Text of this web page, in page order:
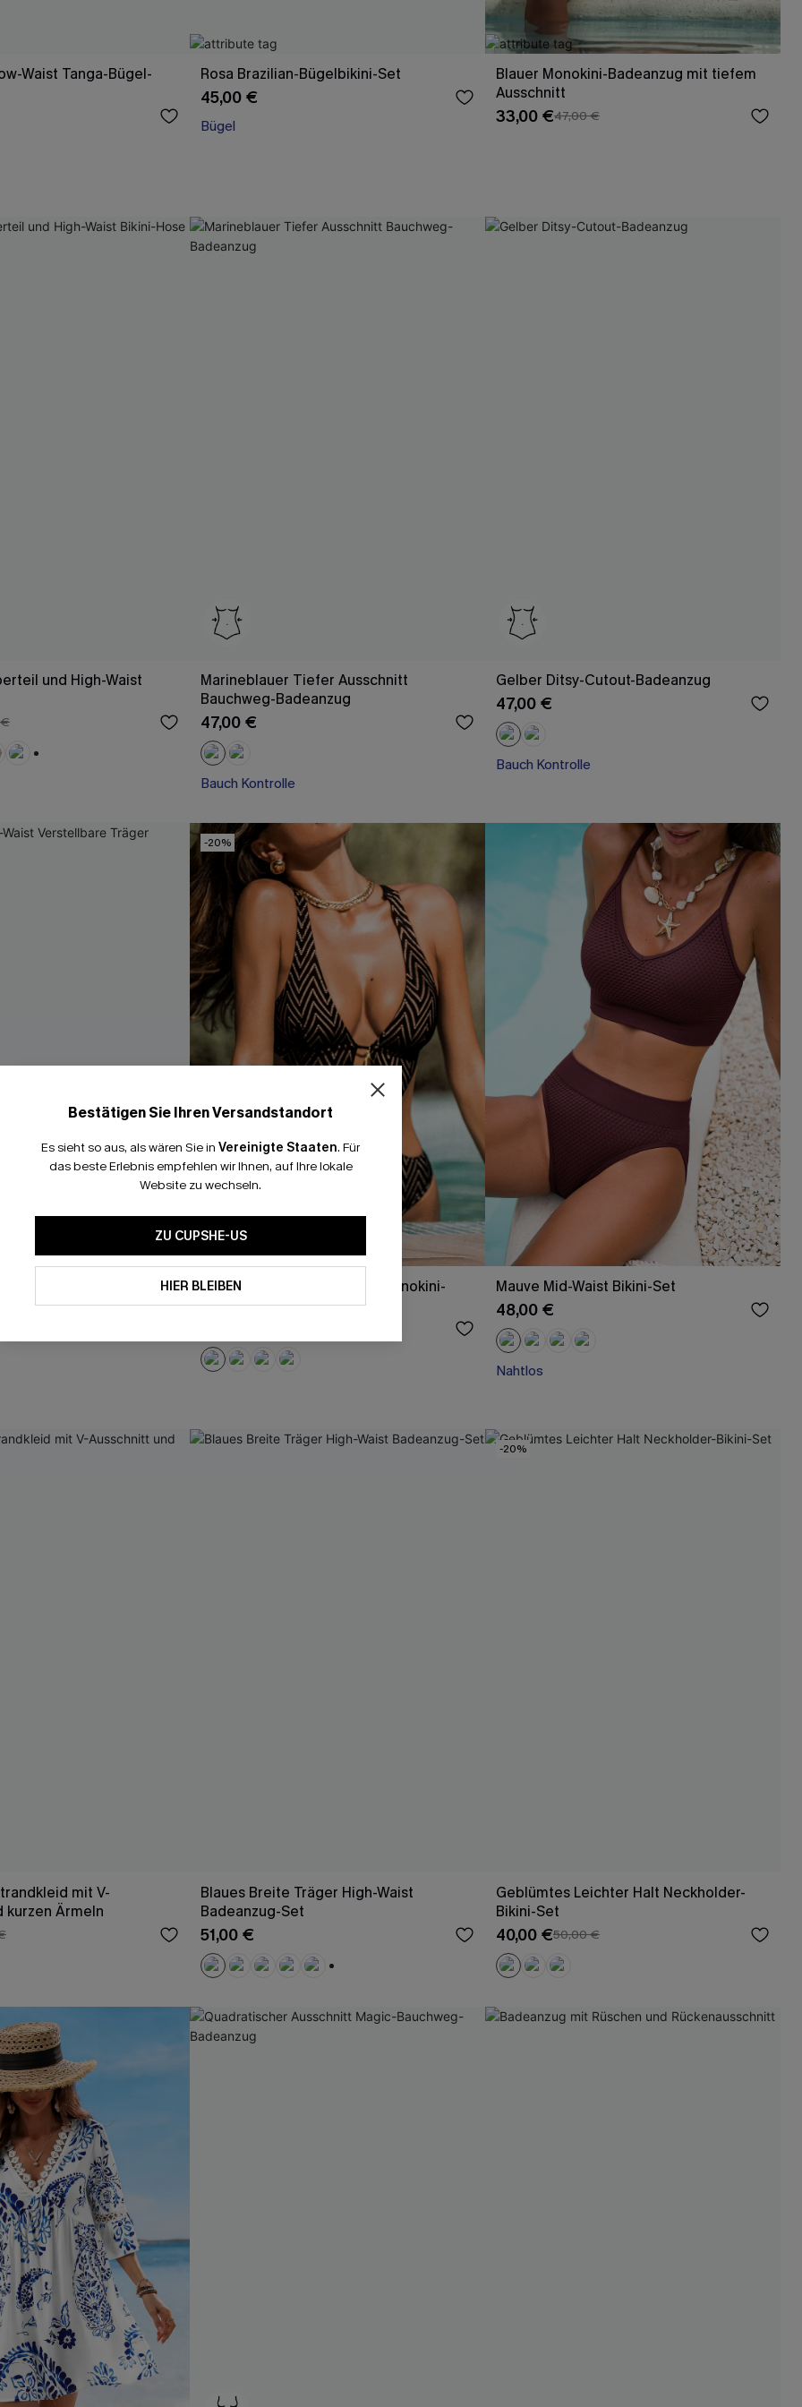
Waist Tanga-Bügel- Rosa Brazilian-Bügelbikini-Set
45,00 €
Bügel
Blauer Monokini-Badeanzug mit tiefem
Ausschnitt
33,00 €47,00 €
und High-Waist
Marineblauer Tiefer Ausschnitt
Bauchweg-Badeanzug
47,00 €
Bauch Kontrolle
Gelber Ditsy-Cutout-Badeanzug
47,00 €
Bauch Kontrolle
-20%
Chevron Tiefer Ausschnitt Monokini-
Badeanzug in Schwarz
Mauve Mid-Waist Bikini-Set
48,00 €
Nahtlos
mit V-
kurzen Ärmeln
Blaues Breite Träger High-Waist
Badeanzug-Set
51,00 €
-20%
Geblümtes Leichter Halt Neckholder-
Bikini-Set
40,00 €50,00 €
Bestätigen Sie Ihren Versandstandort
Es sieht so aus, als wären Sie in Vereinigte Staaten. Für
das beste Erlebnis empfehlen wir Ihnen, auf Ihre lokale
Website zu wechseln.
ZU CUPSHE-US
HIER BLEIBEN